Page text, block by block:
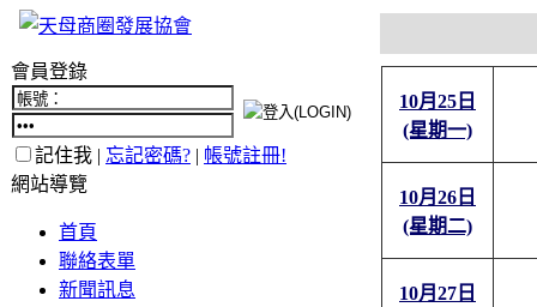
會員登錄
記住我 | 忘記密碼? | 帳號註冊!
網站導覽
首頁
聯絡表單
新聞訊息
10月25日
(星期一)
10月26日
(星期二)
10月27日